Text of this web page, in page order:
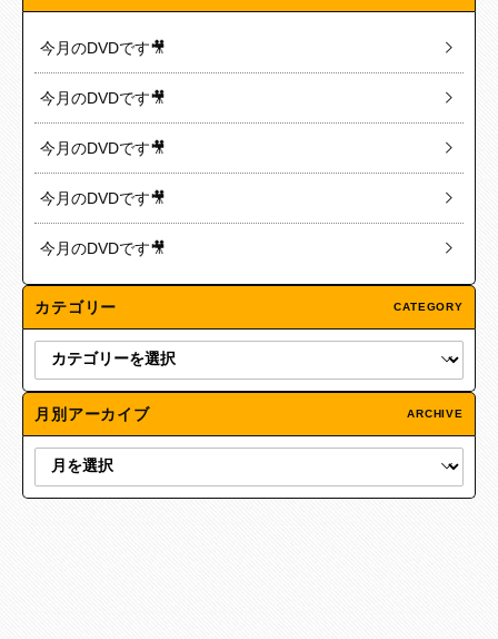
今月のDVDです🎥
今月のDVDです🎥
今月のDVDです🎥
今月のDVDです🎥
今月のDVDです🎥
カテゴリー CATEGORY
月別アーカイブ ARCHIVE